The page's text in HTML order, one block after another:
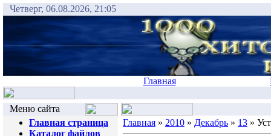
Четверг, 06.08.2026, 21:05
Главная
Меню сайта
Главная страница
Каталог файлов
Главная » 2010 » Декабрь » 13 »